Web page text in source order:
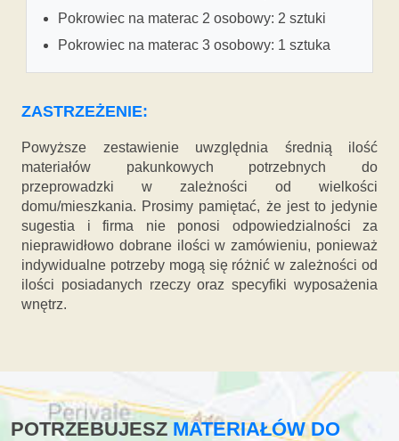
Pokrowiec na materac 2 osobowy: 2 sztuki
Pokrowiec na materac 3 osobowy: 1 sztuka
ZASTRZEŻENIE:
Powyższe zestawienie uwzględnia średnią ilość
materiałów pakunkowych potrzebnych do
przeprowadzki w zależności od wielkości
domu/mieszkania. Prosimy pamiętać, że jest to jedynie
sugestia i firma nie ponosi odpowiedzialności za
nieprawidłowo dobrane ilości w zamówieniu, ponieważ
indywidualne potrzeby mogą się różnić w zależności od
ilości posiadanych rzeczy oraz specyfiki wyposażenia
wnętrz.
POTRZEBUJESZMATERIAŁÓW DO